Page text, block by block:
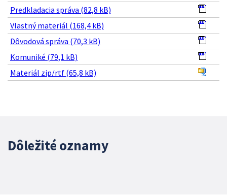
Predkladacia správa (82,8 kB)
Vlastný materiál (168,4 kB)
Dôvodová správa (70,3 kB)
Komuniké (79,1 kB)
Materiál zip/rtf (65,8 kB)
Dôležité oznamy